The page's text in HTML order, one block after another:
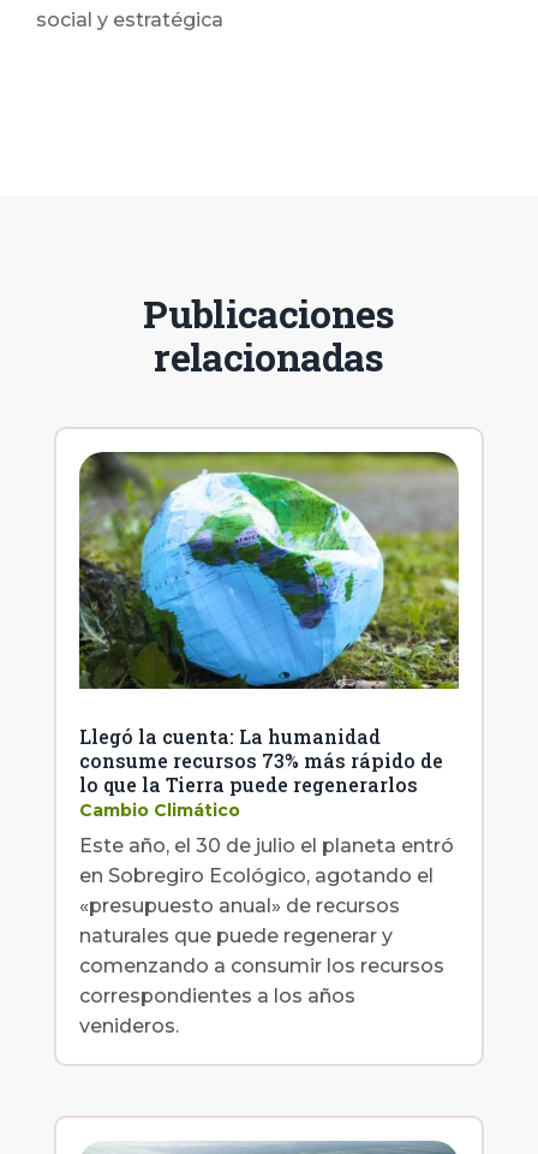
social y estratégica
Publicaciones
relacionadas
Llegó la cuenta: La humanidad
consume recursos 73% más rápido de
lo que la Tierra puede regenerarlos
Cambio Climático
Este año, el 30 de julio el planeta entró
en Sobregiro Ecológico, agotando el
«presupuesto anual» de recursos
naturales que puede regenerar y
comenzando a consumir los recursos
correspondientes a los años
venideros.